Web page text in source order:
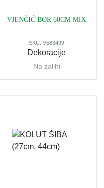
VJENČIĆ BOR 60CM MIX
SKU:V583499
Dekoracije
Na zalihi